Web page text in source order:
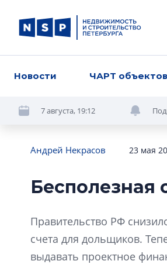
Новости ЧАРТ объектов
7 августа, 19:12
Андрей Некрасов 23 мая
Бесполезная
Правительство РФ
счета для дольщиков.
выдавать проектное